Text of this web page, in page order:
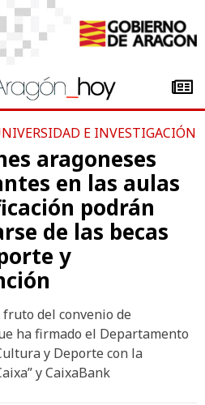
E INVESTIGACIÓN
aragoneses
en las aulas
podrán
de las becas
y
del convenio de
ha firmado el Departamento
y Deporte con la
y CaixaBank